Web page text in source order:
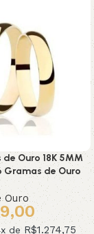
Ouro 18K 5MM
Gramas de Ouro
Ouro
deR$1.274,75